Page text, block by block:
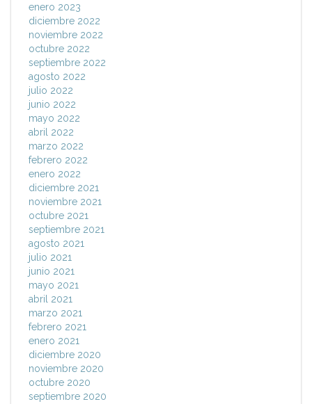
enero 2023
diciembre 2022
noviembre 2022
octubre 2022
septiembre 2022
agosto 2022
julio 2022
junio 2022
mayo 2022
abril 2022
marzo 2022
febrero 2022
enero 2022
diciembre 2021
noviembre 2021
octubre 2021
septiembre 2021
agosto 2021
julio 2021
junio 2021
mayo 2021
abril 2021
marzo 2021
febrero 2021
enero 2021
diciembre 2020
noviembre 2020
octubre 2020
septiembre 2020